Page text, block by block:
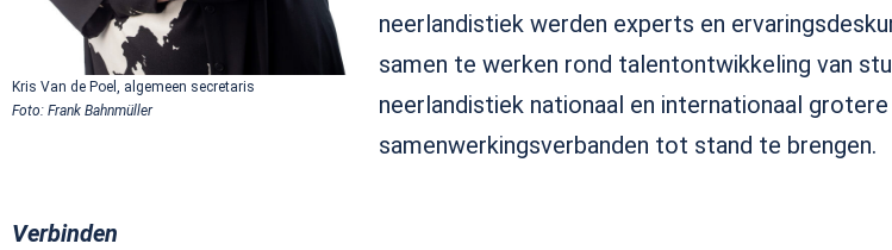
Kris Van de Poel, algemeen secretaris
Foto: Frank Bahnmüller
neerlandistiek werden experts en
samen te werken rond talentontwikkeling van
neerlandistiek nationaal en internationaal
samenwerkingsverbanden tot stand te brengen.
Verbinden